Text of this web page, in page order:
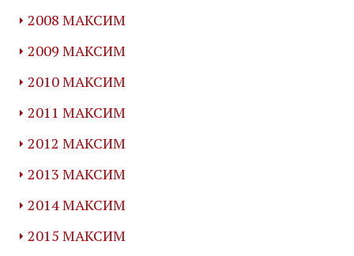
2008 МАКСИМ
2009 МАКСИМ
2010 МАКСИМ
2011 МАКСИМ
2012 МАКСИМ
2013 МАКСИМ
2014 МАКСИМ
2015 МАКСИМ